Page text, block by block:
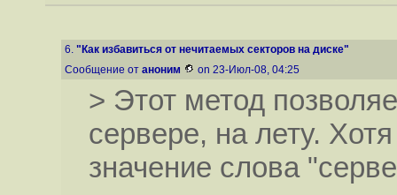
6. "Как избавиться от нечитаемых секторов на диске"
Сообщение от аноним on 23-Июл-08, 04:25
> Этот метод
сервере, на лету.
значение слова